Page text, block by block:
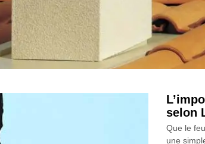
selon
Que le
une